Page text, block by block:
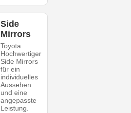
Side
Mirrors
Toyota
Hochwertiger
Side Mirrors
für ein
individuelles
Aussehen
und eine
angepasste
Leistung.